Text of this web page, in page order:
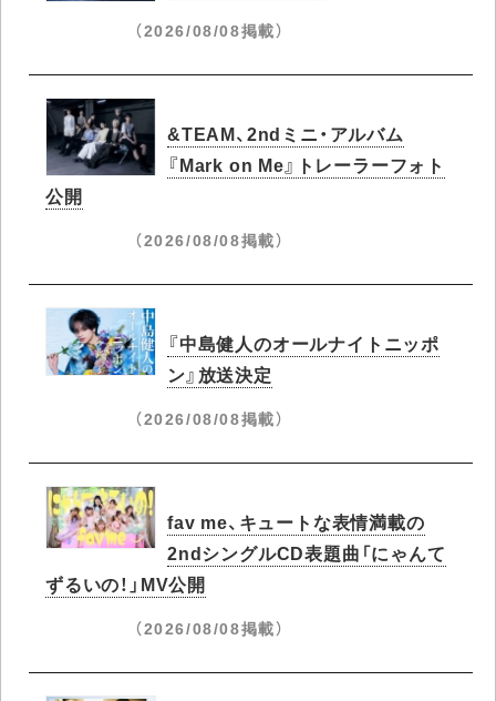
（2026/08/08掲載）
&TEAM、2ndミニ・アルバム
『Mark on Me』トレーラーフォト
公開
（2026/08/08掲載）
『中島健人のオールナイトニッポ
ン』放送決定
（2026/08/08掲載）
fav me、キュートな表情満載の
2ndシングルCD表題曲「にゃんて
ずるいの！」MV公開
（2026/08/08掲載）